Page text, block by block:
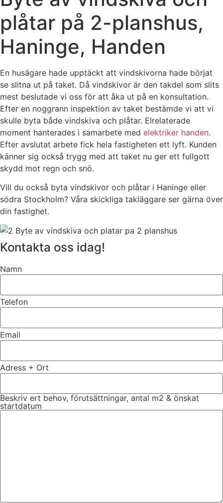
plåtar på 2-planshus,
Haninge, Handen
En husägare hade upptäckt att vindskivorna hade börjat
se slitna ut på taket. Då vindskivor är den takdel som slits
mest beslutade vi oss för att åka ut på en konsultation.
Efter en noggrann inspektion av taket bestämde vi att vi
skulle byta både vindskiva och plåtar. Elrelaterade
moment hanterades i samarbete med elektriker handen.
Efter avslutat arbete fick hela fastigheten ett lyft. Kunden
känner sig också trygg med att taket nu ger ett fullgott
skydd mot regn och snö.
Vill du också byta vindskivor och plåtar i Haninge eller
södra Stockholm? Våra skickliga takläggare ser gärna över
din fastighet.
Kontakta oss idag!
Namn
Telefon
Email
Adress + Ort
Beskriv ert behov, förutsättningar, antal m2 & önskat
startdatum